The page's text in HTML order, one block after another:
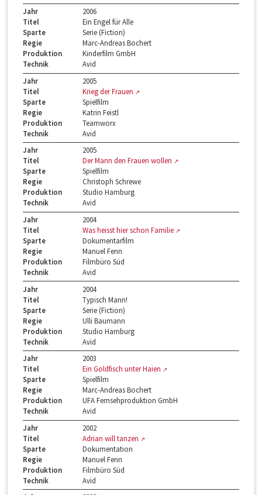
Jahr
2006
Titel
Ein Engel für Alle
Sparte
Serie (Fiction)
Regie
Marc-Andreas Bochert
Produktion
Kinderfilm GmbH
Technik
Avid
Jahr
2005
Titel
Krieg der Frauen
Sparte
Spielfilm
Regie
Katrin Feistl
Produktion
Teamworx
Technik
Avid
Jahr
2005
Titel
Der Mann den Frauen wollen
Sparte
Spielfilm
Regie
Christoph Schrewe
Produktion
Studio Hamburg
Technik
Avid
Jahr
2004
Titel
Was heisst hier schon Familie
Sparte
Dokumentarfilm
Regie
Manuel Fenn
Produktion
Filmbüro Süd
Technik
Avid
Jahr
2004
Titel
Typisch Mann!
Sparte
Serie (Fiction)
Regie
Ulli Baumann
Produktion
Studio Hamburg
Technik
Avid
Jahr
2003
Titel
Ein Goldfisch unter Haien
Sparte
Spielfilm
Regie
Marc-Andreas Bochert
Produktion
UFA Fernsehproduktion GmbH
Technik
Avid
Jahr
2002
Titel
Adrian will tanzen
Sparte
Dokumentation
Regie
Manuel Fenn
Produktion
Filmbüro Süd
Technik
Avid